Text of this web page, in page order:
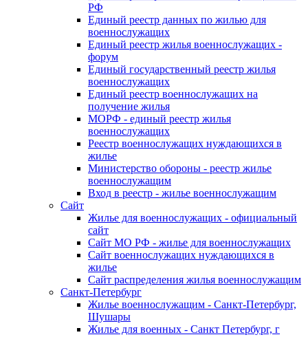
РФ
Единый реестр данных по жилью для
военнослужащих
Единый реестр жилья военнослужащих -
форум
Единый государственный реестр жилья
военнослужащих
Единый реестр военнослужащих на
получение жилья
МОРФ - единый реестр жилья
военнослужащих
Реестр военнослужащих нуждающихся в
жилье
Министерство обороны - реестр жилье
военнослужащим
Вход в реестр - жилье военнослужащим
Сайт
Жилье для военнослужащих - официальный
сайт
Сайт МО РФ - жилье для военнослужащих
Сайт военнослужащих нуждающихся в
жилье
Сайт распределения жилья военнослужащим
Санкт-Петербург
Жилье военнослужащим - Санкт-Петербург,
Шушары
Жилье для военных - Санкт Петербург, г